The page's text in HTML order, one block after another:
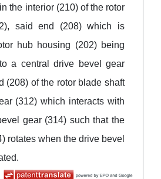
the interior (210) of the rotor
said end (208) which is
hub housing (202) being
a central drive bevel gear
(208) of the rotor blade shaft
(312) which interacts with
gear (314) such that the
rotates when the drive bevel